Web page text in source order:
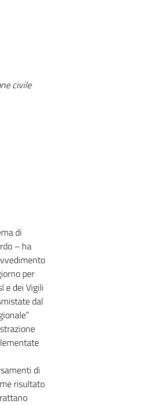
civile
di
– ha
per
e dei Vigili
dal
di
risultato